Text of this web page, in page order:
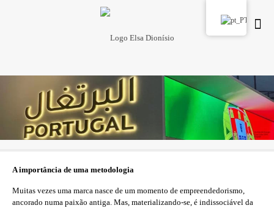
A importância de uma metodologia
Muitas vezes uma marca nasce de um momento de empreendedorismo,
ancorado numa paixão antiga. Mas, materializando-se, é indissociável da